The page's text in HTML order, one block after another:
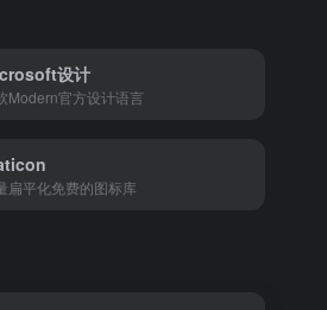
设计
Modern官方设计语言
扁平化免费的图标库